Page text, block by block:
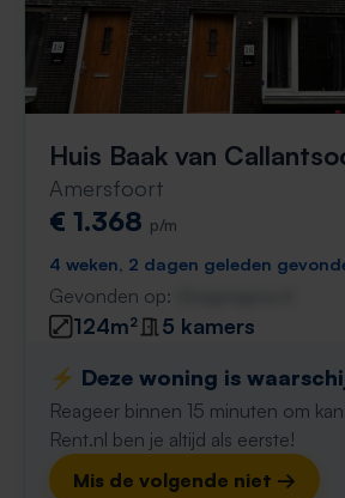
Huis Baak van
Amersfoort
€ 1.368 p/m
4 weken, 2 dagen geleden
Gevonden op:
124m²
5 kamers
⚡️ Deze woning is
Reageer binnen 15 minuten om
Rent.nl ben je altijd als eerste!
Mis de volgende niet →